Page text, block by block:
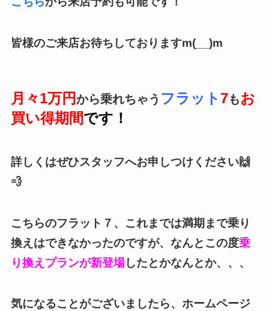
皆様のご来店お待ちしておりますm(__)m
月々1万円から乗れちゃう フラット 7もお
買い得期間です！
詳しくはぜひスタッフへお申しつけください🙌
💨
こちらのフラット７、これまでは満期まで乗り
換えはできなかったのですが、なんとこの度乗
り換えプランが新登場したとかなんとか、、、
気になることがございましたら、ホームページ